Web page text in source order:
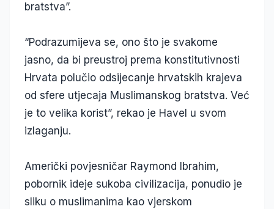
bratstva”.
“Podrazumijeva se, ono što je svakome
jasno, da bi preustroj prema konstitutivnosti
Hrvata polučio odsijecanje hrvatskih krajeva
od sfere utjecaja Muslimanskog bratstva. Već
je to velika korist”, rekao je Havel u svom
izlaganju.
Američki povjesničar Raymond Ibrahim,
pobornik ideje sukoba civilizacija, ponudio je
sliku o muslimanima kao vjerskom